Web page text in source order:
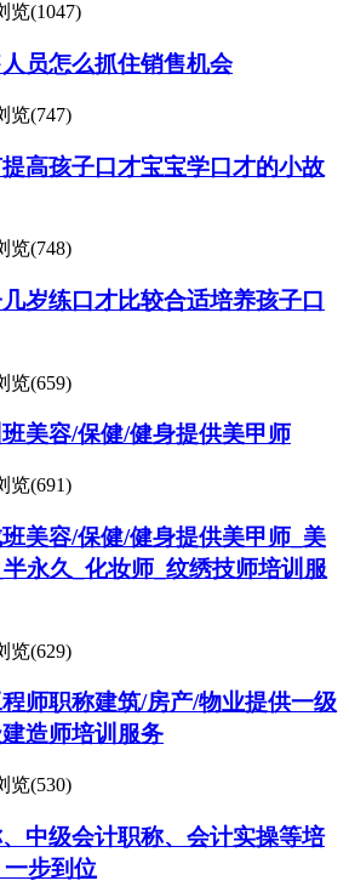
览(1047)
员怎么抓住销售机会
览(747)
高孩子口才宝宝学口才的小故
览(748)
岁练口才比较合适培养孩子口
览(659)
美容/保健/健身提供美甲师
览(691)
美容/保健/健身提供美甲师_美
永久_化妆师_纹绣技师培训服
览(629)
师职称建筑/房产/物业提供一级
造师培训服务
览(530)
中级会计职称、会计实操等培
步到位